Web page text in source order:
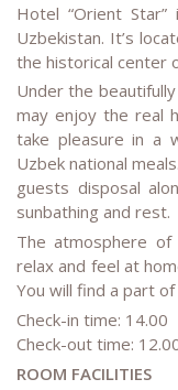
Hotel “Orient
Uzbekistan. It’s
the historical center
Under the
may enjoy the real
take pleasure in a
Uzbek national
guests disposal
sunbathing and rest.
The atmosphere of
relax and feel at
You will find a part
Check-in time: 14.00
Check-out time:
ROOM FACILITIES